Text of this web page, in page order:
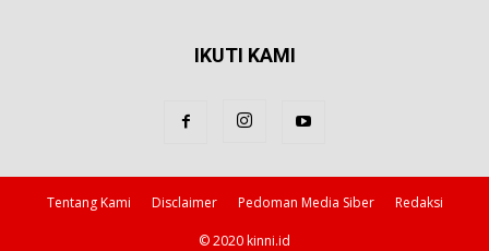
IKUTI KAMI
Tentang Kami Disclaimer Pedoman Media Siber Redaksi
© 2020 kinni.id